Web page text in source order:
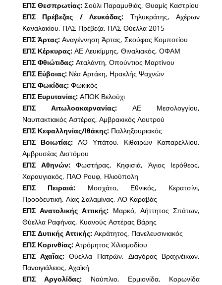
ΕΠΣ Θεσπρωτίας:Σούλι Παραμυθιάς, Θυαμίς Καστρίου
ΕΠΣ Πρέβεζας / Λευκάδας: Τηλυκράτης, Αχέρων
Καναλακίου, ΠΑΣ Πρέβεζα, ΠΑΣ Θύελλα 2015
ΕΠΣ Άρτας:Αναγέννηση Άρτας, Σκούφας Κομποτίου
ΕΠΣ Κέρκυρας:ΑΕ Λευκίμμης, Θιναλιακός, ΟΦΑΜ
ΕΠΣ Φθιώτιδας:Αταλάντη, Οπούντιος Μαρτίνου
ΕΠΣ Εύβοιας:Νέα Αρτάκη, Ηρακλής Ψαχνών
ΕΠΣ Φωκίδας:Φωκικός
ΕΠΣ Ευρυτανίας:ΑΠΟΚ Βελούχι
ΕΠΣ Αιτωλοακαρνανίας:ΑΕ Μεσολογγίου,
Ναυπακτιακός Αστέρας, Αμβρακικός Λουτρού
ΕΠΣ Κεφαλληνίας/Ιθάκης:Παλληξουριακός
ΕΠΣ Βοιωτίας:ΑΟ Υπάτου, Κιθαιρών Καπαρελλίου,
Αμβρυσέας Διστόμου
ΕΠΣ Αθηνών:Φωστήρας, Κηφισιά, Άγιος Ιερόθεος,
Χαραυγιακός, ΠΑΟ Ρουφ, Ηλιούπολη
ΕΠΣ Πειραιά: Μοσχάτο, Εθνικός, Κερατσίνι,
Προοδευτική, Αίας Σαλαμίνας, ΑΟ Καραβάς
ΕΠΣ Ανατολικής Αττικής: Μαρκό, Αήττητος Σπάτων,
Θύελλα Ραφήνας, Κυανούς Αστέρας Βάρης
ΕΠΣ Δυτικής Αττικής:Ακράτητος, Πανελευσινιακός
ΕΠΣ Κορινθίας:Ατρόμητος Χιλιομοδίου
ΕΠΣ Αχαΐας: Θύελλα Πατρών, Διαγόρας Βραχνέικων,
Παναιγιάλειος, Αχαϊκή
ΕΠΣ Αργολίδας: Ναύπλιο, Ερμιονίδα, Κορωνίδα